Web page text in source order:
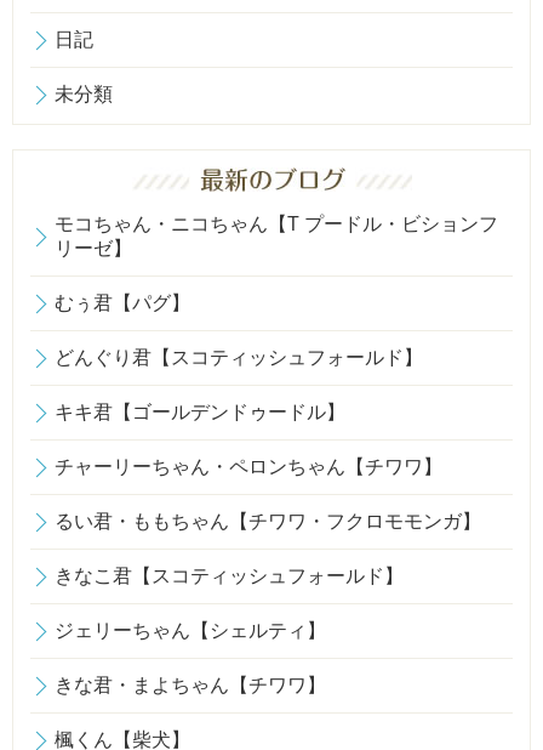
日記
未分類
モコちゃん・ニコちゃん【T プードル・ビションフ
リーゼ】
むぅ君【パグ】
どんぐり君【スコティッシュフォールド】
キキ君【ゴールデンドゥードル】
チャーリーちゃん・ペロンちゃん【チワワ】
るい君・ももちゃん【チワワ・フクロモモンガ】
きなこ君【スコティッシュフォールド】
ジェリーちゃん【シェルティ】
きな君・まよちゃん【チワワ】
楓くん【柴犬】